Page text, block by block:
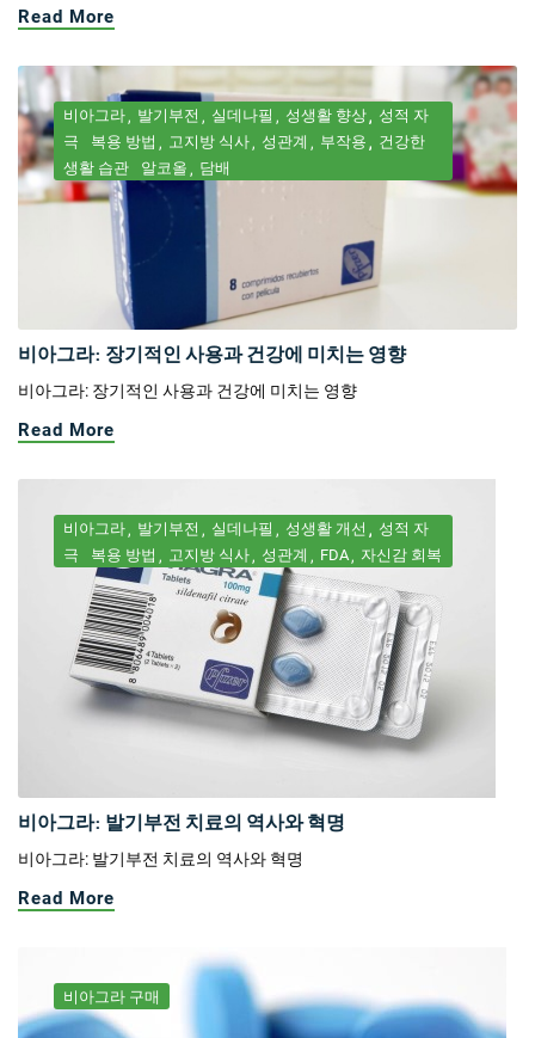
Read More
비아그라 발기부전 실데나필 성생활 향상
성적 자
극
복용 방법 고지방 식사 성관계 부작용
건강한
생활 습관
알코올 담배
비아그라: 장기적인 사용과 건강에 미치는 영향
비아그라: 장기적인 사용과 건강에 미치는 영향
Read More
비아그라 발기부전 실데나필 성생활 개선
성적 자
극
복용 방법 고지방 식사 성관계 FDA 자신감 회복
비아그라: 발기부전 치료의 역사와 혁명
비아그라: 발기부전 치료의 역사와 혁명
Read More
비아그라 구매